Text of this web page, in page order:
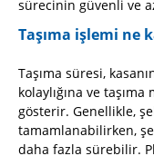
sürecinin güvenli ve
Taşıma işlemi ne
Taşıma süresi,
kolaylığına ve
gösterir. Genellikle,
tamamlanabilirken,
daha fazla sürebilir.